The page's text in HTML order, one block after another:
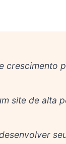
crescimento
site de alta